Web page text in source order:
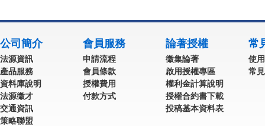
公司簡介
法源資訊
產品服務
資料庫說明
法源徵才
交通資訊
策略聯盟
會員服務
申請流程
會員條款
授權費用
付款方式
論著授權
徵集論著
啟用授權專區
權利金計算說明
授權合約書下載
投稿基本資料表
常
使
常